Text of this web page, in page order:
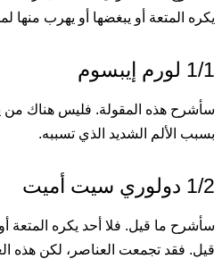
يكره المتعة أو يبغضها أو يهرب منها
1/1 لورم إيبسوم
سأشرح هذه المقولة. فليس هناك من
بسبب الألم الشديد الذي تسببه.
1/2 دولوري سيت أميت
سأشرح ما قيل. فلا أحد يكره المتعة
قيل. فقد تجمعت العناصر، لكن هذه